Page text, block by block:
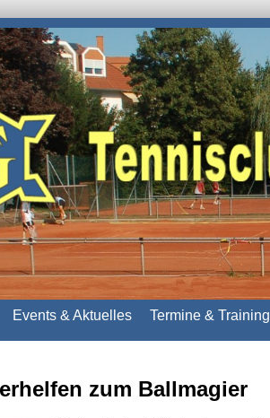
Events & Aktuelles Termine & Training
zum Ballmagier